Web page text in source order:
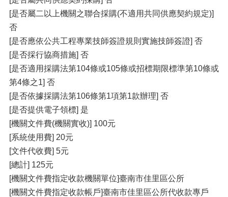
[是否屬二以上機關之聯合採購(不適用共同供應契約規定)]
否
[是否應依公共工程專業技師簽證規則實施技師簽證] 否
[是否採行協商措施] 否
[是否適用採購法第104條或105條或招標期限標準第10條或
第4條之1] 否
[是否依據採購法第106條第1項第1款辦理] 否
[是否提供電子領標] 是
[機關文件費(機關實收)] 100元
[系統使用費] 20元
[文件代收費] 5元
[總計] 125元
[機關文件費指定收款機關單位]臺南市佳里區公所
[機關文件費指定收款帳戶]臺南市佳里區公所代收款專戶